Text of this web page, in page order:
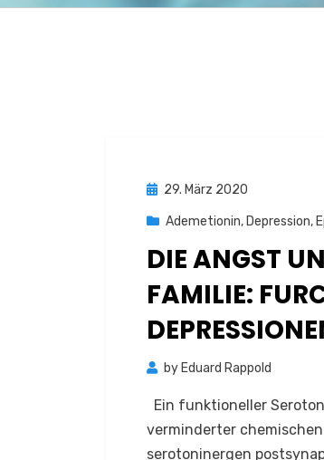
Posted
29. März 2020
Ademetionin, Depression,
DIE ANGST
FAMILIE:
by Eduard Rappold
Ein funktioneller
verminderter
serotoninergen